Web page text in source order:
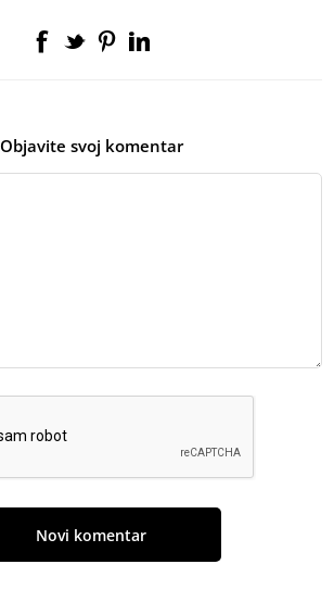
Objavite svoj komentar
Novi komentar